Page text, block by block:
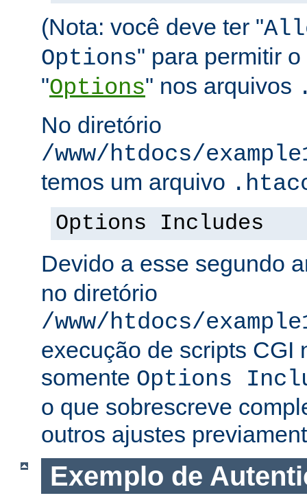
(Nota: você deve ter "
Options" para permitir
"Options" nos arquivos
No diretório
/www/htdocs/
temos um arquivo
Options Includes
Devido a esse segundo
no diretório
/www/htdocs/
execução de scripts CGI
somente Options
o que sobrescreve
outros ajustes
Exemplo de